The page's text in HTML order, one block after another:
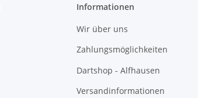
Informationen
Wir über uns
Zahlungsmöglichkeiten
Dartshop - Alfhausen
Versandinformationen